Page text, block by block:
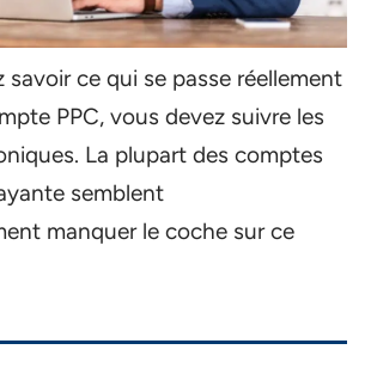
savoir ce qui se passe réellement
PPC, vous devez suivre les
La plupart des comptes
semblent
manquer le coche sur ce